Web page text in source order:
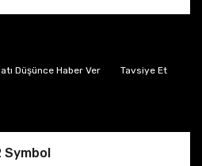
Düşünce Haber Ver Tavsiye Et
Symbol